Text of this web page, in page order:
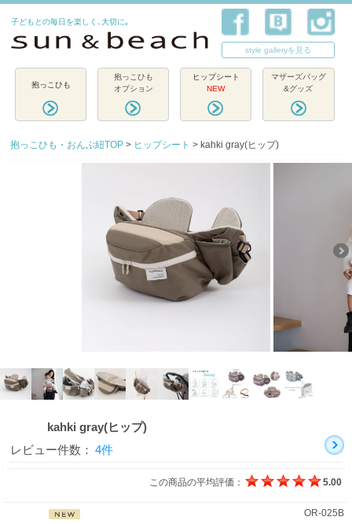
子どもとの毎日を楽しく､大切に｡
style galleryを見る
抱っこひも
抱っこひも
オプション
ヒップシート
NEW
マザーズバッグ
&グッズ
抱っこひも・おんぶ紐TOP > ヒップシート > kahki gray(ヒップ)
kahki gray(ヒップ)
レビュー件数： 4件
この商品の平均評価： 5.00
OR-025B